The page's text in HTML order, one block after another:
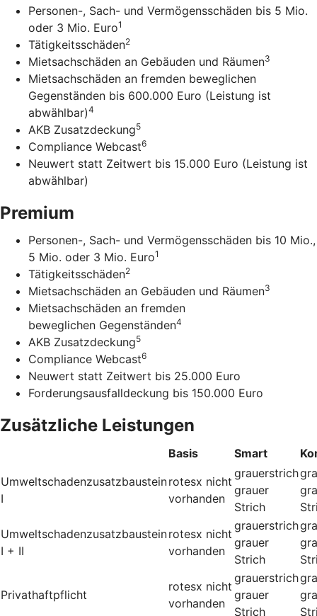
Personen-, Sach- und Vermögensschäden bis 5 Mio.
oder 3 Mio. Euro1
Tätigkeitsschäden2
Mietsachschäden an Gebäuden und Räumen3
Mietsachschäden an fremden beweglichen
Gegenständen bis 600.000 Euro (Leistung ist
abwählbar)4
AKB Zusatzdeckung5
Compliance Webcast6
Neuwert statt Zeitwert bis 15.000 Euro (Leistung ist
abwählbar)
Premium
Personen-, Sach- und Vermögensschäden bis 10 Mio.,
5 Mio. oder 3 Mio. Euro1
Tätigkeitsschäden2
Mietsachschäden an Gebäuden und Räumen3
Mietsachschäden an fremden
beweglichen Gegenständen4
AKB Zusatzdeckung5
Compliance Webcast6
Neuwert statt Zeitwert bis 25.000 Euro
Forderungsausfalldeckung bis 150.000 Euro
Zusätzliche Leistungen
Basis Smart
Umweltschadenzusatzbaustein
I
rotesx nicht
vorhanden
grauerstrich
grauer
Strich
Umweltschadenzusatzbaustein
I + II
rotesx nicht
vorhanden
grauerstrich
grauer
Strich
Privathaftpflicht
rotesx nicht
vorhanden
grauerstrich
grauer
Strich